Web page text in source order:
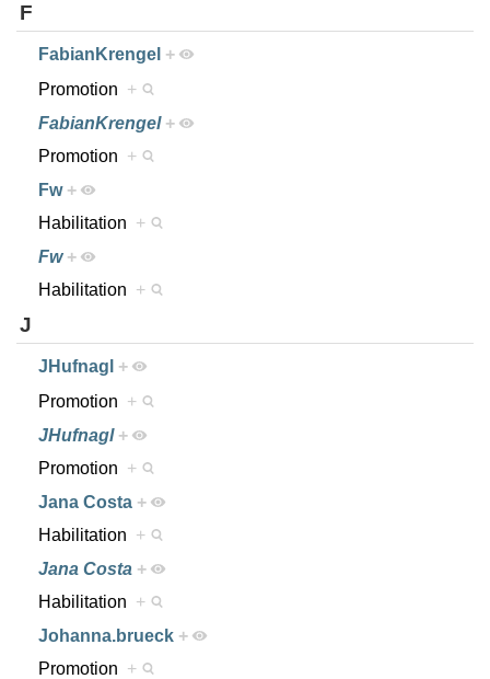
F
FabianKrengel +
Promotion +
FabianKrengel +
Promotion +
Fw +
Habilitation +
Fw +
Habilitation +
J
JHufnagl +
Promotion +
JHufnagl +
Promotion +
Jana Costa +
Habilitation +
Jana Costa +
Habilitation +
Johanna.brueck +
Promotion +